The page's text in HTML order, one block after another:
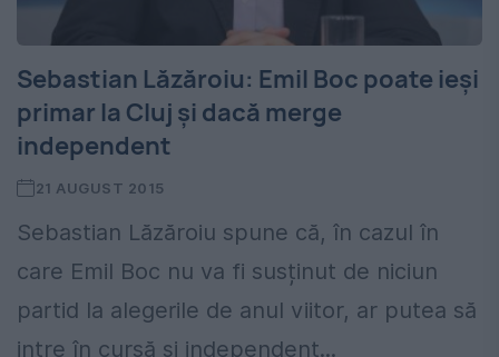
Sebastian Lăzăroiu: Emil Boc poate ieși
primar la Cluj și dacă merge
independent
21 AUGUST 2015
Sebastian Lăzăroiu spune că, în cazul în
care Emil Boc nu va fi susținut de niciun
partid la alegerile de anul viitor, ar putea să
intre în cursă și independent...